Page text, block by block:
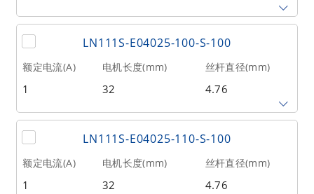
2 9 0.1
丝杆导程(mm) 丝杆长度(mm) 额定推力(N
@300RPM)
相数 转子惯量(g•cm²) 重量(kg)
2 9 0.1
LN111S-E04025-100-S-100
额定电流(A) 电机长度(mm) 丝杆直径(mm)
1 32 4.76
丝杆导程(mm) 丝杆长度(mm) 额定推力(N
@300RPM)
相数 转子惯量(g•cm²) 重量(kg)
LN111S-E04025-110-S-100
额定电流(A) 电机长度(mm) 丝杆直径(mm)
1 32 4.76